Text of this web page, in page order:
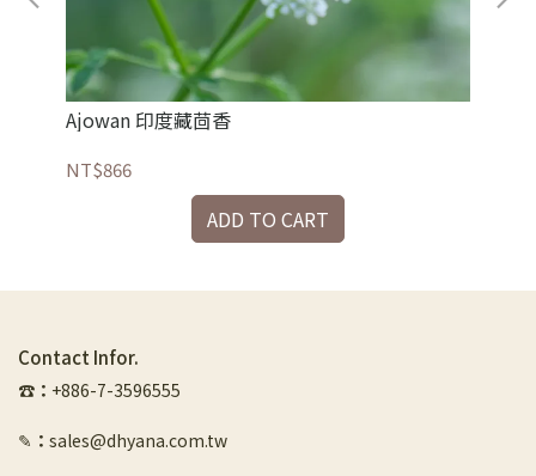
Ajowan 印度藏茴香
NT$866
ADD TO CART
Contact Infor.
☎︎ ： +886-7-3596555
✎ ： sales@dhyana.com.tw